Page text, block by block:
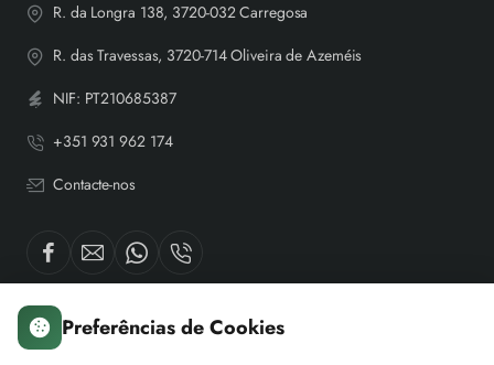
R. da Longra 138, 3720-032 Carregosa
R. das Travessas, 3720-714 Oliveira de Azeméis
NIF: PT210685387
+351 931 962 174
Contacte-nos
Sobre nós
Preferências de Cookies